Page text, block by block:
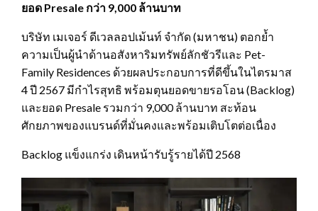
ยอด Presale กว่า 9,000 ล้านบาท
บริษัท เมเจอร์ ดีเวลลอปเม้นท์ จำกัด (มหาชน) ตอกย้ำ
ความเป็นผู้นำด้านอสังหาริมทรัพย์ลักชัวรีและ Pet-
Family Residences ด้วยผลประกอบการที่ดีขึ้นในไตรมาส
4 ปี 2567 มีกำไรสุทธิ พร้อมตุนยอดขายรอโอน (Backlog)
และยอด Presale รวมกว่า 9,000 ล้านบาท สะท้อน
ศักยภาพของแบรนด์ที่มั่นคงและพร้อมเติบโตต่อเนื่อง
Backlog แข็งแกร่ง เดินหน้ารับรู้รายได้ปี 2568